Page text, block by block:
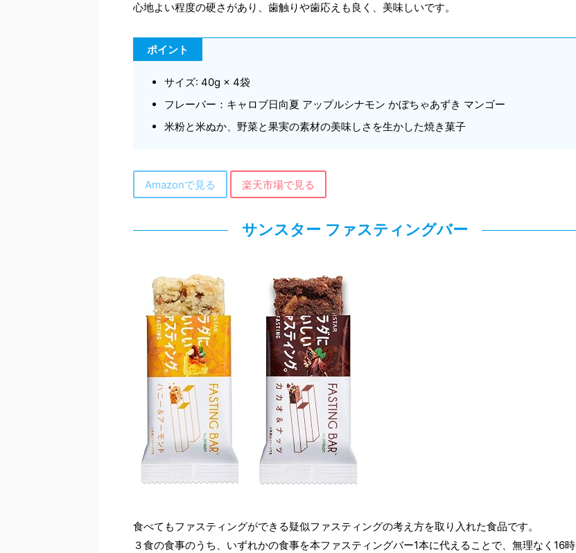
心地よい程度の硬さがあり、歯触りや歯応えも良く、美味しいです。
ポイント
サイズ: 40g × 4袋
フレーバー：キャロブ日向夏 アップルシナモン かぼちゃあずき マンゴー
米粉と米ぬか、野菜と果実の素材の美味しさを生かした焼き菓子
Amazonで見る 楽天市場で見る
サンスター ファスティングバー
食べてもファスティングができる疑似ファスティングの考え方を取り入れた食品です。
３食の食事のうち、いずれかの食事を本ファスティングバー1本に代えることで、無理なく16時